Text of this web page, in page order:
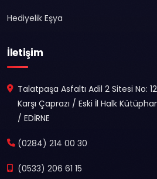
Hediyelik Eşya
İletişim
Talatpaşa Asfaltı Adil 2 Sitesi No:
Karşı Çaprazı / Eski İl Halk
/ EDİRNE
(0284) 214 00 30
(0533) 206 61 15